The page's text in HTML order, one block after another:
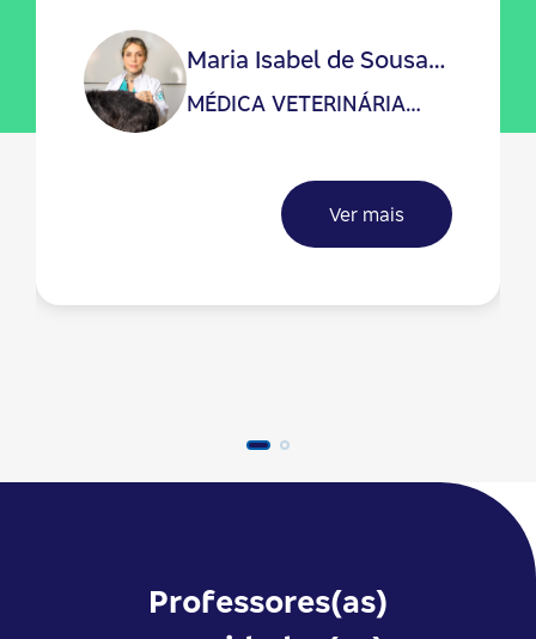
Maria Isabel de Sousa
Paiva
MÉDICA VETERINÁRIA
Ver mais
Professores(as)